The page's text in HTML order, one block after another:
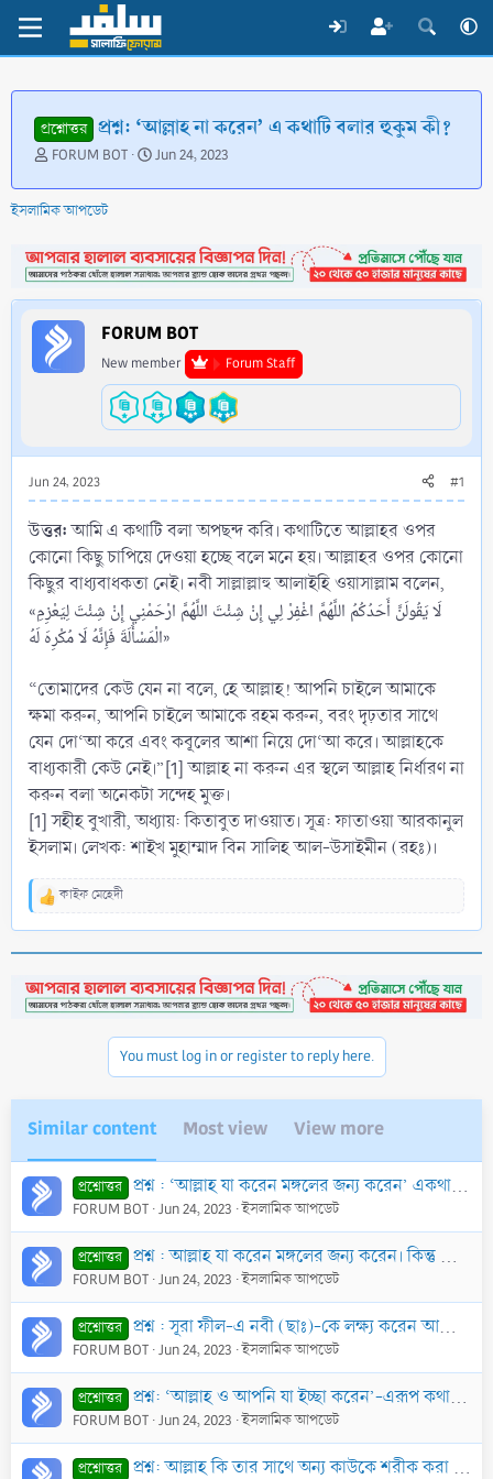
প্রশ্নোত্তর প্রশ্ন: ‘আল্লাহ না করেন’ এ কথাটি বলার হুকুম কী?
T
r
e
d
s
t
a
r
t
FORUM BOT
S
a
d
a
t
e
Jun 24, 2023
ইসলামিক আপডেট
FORUM BOT
New member Forum Staff
Jun 24, 2023 #1
উত্তর:আমি এ কথাটি বলা অপছন্দ করি। কথাটিতে আল্লাহর ওপর
কোনো কিছু চাপিয়ে দেওয়া হচ্ছে বলে মনে হয়। আল্লাহর ওপর কোনো
কিছুর বাধ্যবাধকতা নেই। নবী সাল্লাল্লাহু আলাইহি ওয়াসাল্লাম বলেন,
«لَا يَقُولَنَّ أَحَدُكُمُ اللَّهُمَّ اغْفِرْ لِي إِنْ شِئْتَ اللَّهُمَّ ارْحَمْنِي إِنْ شِئْتَ لِيَعْزِمِ
الْمَسْأَلَةَ فَإِنَّهُ لَا مُكْرِهَ لَهُ»
“তোমাদের কেউ যেন না বলে, হে আল্লাহ! আপনি চাইলে আমাকে
ক্ষমা করুন, আপনি চাইলে আমাকে রহম করুন, বরং দৃঢ়তার সাথে
যেন দো‘আ করে এবং কবূলের আশা নিয়ে দো‘আ করে। আল্লাহকে
বাধ্যকারী কেউ নেই।”[1] আল্লাহ না করুন এর স্থলে আল্লাহ নির্ধারণ না
করুন বলা অনেকটা সন্দেহ মুক্ত।
[1] সহীহ বুখারী, অধ্যায়: কিতাবুত দাওয়াত। সূত্র: ফাতাওয়া আরকানুল
ইসলাম। লেখক: শাইখ মুহাম্মাদ বিন সালিহ আল-উসাইমীন (রহঃ)।
R
t
i
কাইফ মেহেদী
You must log in or register to reply here.
Similar content Most view View more
প্রশ্নোত্তর প্রশ্ন : ‘আল্লাহ যা করেন মঙ্গলের জন্য করেন’ একথার কোন শারঈ ভিত্তি আছে কি?
FORUM BOT Jun 24, 2023 ইসলামিক আপডেট
প্রশ্নোত্তর প্রশ্ন : আল্লাহ যা করেন মঙ্গলের জন্য করেন। কিন্তু নিষ্পাপ বহু শিশু বিকলাঙ্গ বা শারীরিক বিভিন্ন সমস্যা নিয়ে জন্মায় এবং নিদারুন কষ্টে নিপতিত হয়। এর পিছন
FORUM BOT Jun 24, 2023 ইসলামিক আপডেট
প্রশ্নোত্তর প্রশ্ন : সূরা ফীল-এ নবী (ছাঃ)-কে লক্ষ্য করেন আল্লাহ বলেছেন, ‘হে নবী! আপনি কি দেখেননি’? কিন্তু ঐ সমস্ত ঘটনা রাসূলুল্লাহ (ছাঃ)-এর জন্মের বহুদিন পূর্বে স
FORUM BOT Jun 24, 2023 ইসলামিক আপডেট
প্রশ্নোত্তর প্রশ্ন: ‘আল্লাহ ও আপনি যা ইচ্ছা করেন’-এরূপ কথা বলা যাবে কি?
FORUM BOT Jun 24, 2023 ইসলামিক আপডেট
প্রশ্নোত্তর প্রশ্ন: আল্লাহ কি তার সাথে অন্য কাউকে শরীক করা পছন্দ করেন?